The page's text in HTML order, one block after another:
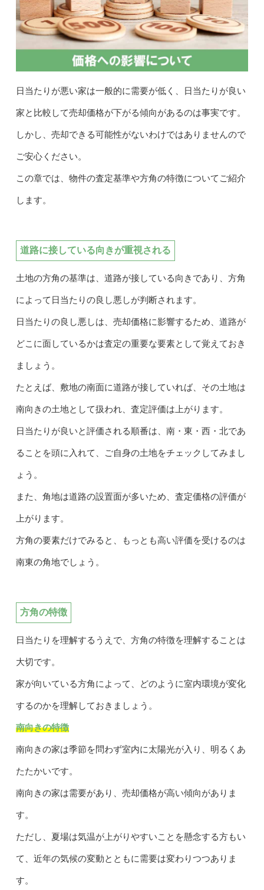
日当たりが悪い家は一般的に需要が低く、日当たりが良い
家と比較して売却価格が下がる傾向があるのは事実です。
しかし、売却できる可能性がないわけではありませんので
ご安心ください。
この章では、物件の査定基準や方角の特徴についてご紹介
します。
道路に接している向きが重視される
土地の方角の基準は、道路が接している向きであり、方角
によって日当たりの良し悪しが判断されます。
日当たりの良し悪しは、売却価格に影響するため、道路が
どこに面しているかは査定の重要な要素として覚えておき
ましょう。
たとえば、敷地の南面に道路が接していれば、その土地は
南向きの土地として扱われ、査定評価は上がります。
日当たりが良いと評価される順番は、南・東・西・北であ
ることを頭に入れて、ご自身の土地をチェックしてみまし
ょう。
また、角地は道路の設置面が多いため、査定価格の評価が
上がります。
方角の要素だけでみると、もっとも高い評価を受けるのは
南東の角地でしょう。
方角の特徴
日当たりを理解するうえで、方角の特徴を理解することは
大切です。
家が向いている方角によって、どのように室内環境が変化
するのかを理解しておきましょう。
南向きの特徴
南向きの家は季節を問わず室内に太陽光が入り、明るくあ
たたかいです。
南向きの家は需要があり、売却価格が高い傾向がありま
す。
ただし、夏場は気温が上がりやすいことを懸念する方もい
て、近年の気候の変動とともに需要は変わりつつありま
す。